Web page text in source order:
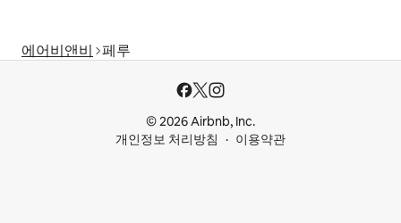
에어비앤비 페루
© 2026 Airbnb, Inc.
개인정보 처리방침
이용약관